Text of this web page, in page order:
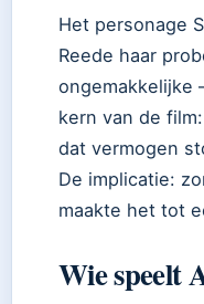
Het personage
Reede haar
ongemakkelijke
kern van de
dat vermogen
De implicatie:
maakte het tot
Wie speelt